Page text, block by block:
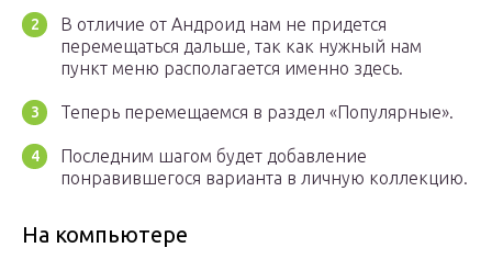
В отличие от Андроид нам не придется
перемещаться дальше, так как нужный нам
пункт меню располагается именно здесь.
Теперь перемещаемся в раздел «Популярные».
Последним шагом будет добавление
понравившегося варианта в личную коллекцию.
На компьютере